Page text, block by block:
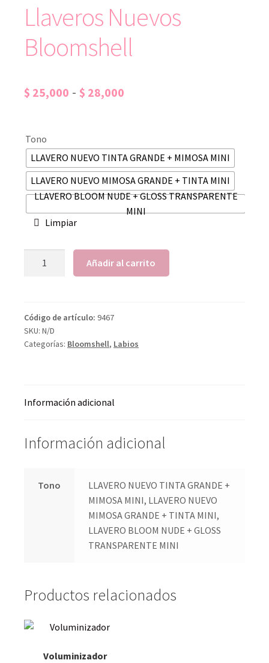
Llaveros Nuevos
Bloomshell
$ 25,000 - $ 28,000
Tono
LLAVERO NUEVO TINTA GRANDE + MIMOSA MINI
LLAVERO NUEVO MIMOSA GRANDE + TINTA MINI
LLAVERO BLOOM NUDE + GLOSS TRANSPARENTE
MINI
Limpiar
Añadir al carrito
Código de artículo: 9467
SKU: N/D
Categorías: Bloomshell, Labios
Información adicional
Información adicional
Tono
LLAVERO NUEVO TINTA GRANDE +
MIMOSA MINI, LLAVERO NUEVO
MIMOSA GRANDE + TINTA MINI,
LLAVERO BLOOM NUDE + GLOSS
TRANSPARENTE MINI
Productos relacionados
Voluminizador